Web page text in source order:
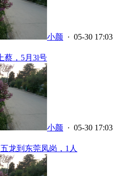
小颜 · 05-30 17:03
蔡，5月3l号
小颜 · 05-30 17:03
龙到东莞凤岗，1人